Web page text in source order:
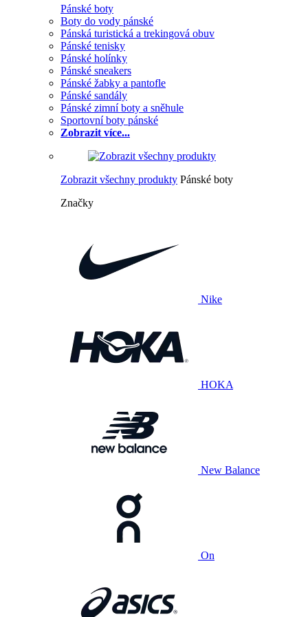
Pánské boty
Boty do vody pánské
Pánská turistická a trekingová obuv
Pánské tenisky
Pánské holínky
Pánské sneakers
Pánské žabky a pantofle
Pánské sandály
Pánské zimní boty a sněhule
Sportovní boty pánské
Zobrazit více...
Zobrazit všechny produkty Pánské boty
Značky
Nike
HOKA
New Balance
On